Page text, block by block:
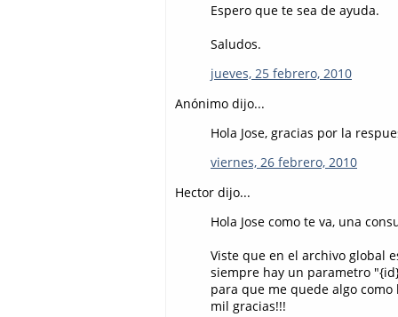
Espero que te sea de ayuda.
Saludos.
jueves, 25 febrero, 2010
Anónimo dijo...
Hola Jose, gracias por la
viernes, 26 febrero, 2010
Hector dijo...
Hola Jose como te va, una
Viste que en el archivo global
siempre hay un parametro
para que me quede algo
mil gracias!!!